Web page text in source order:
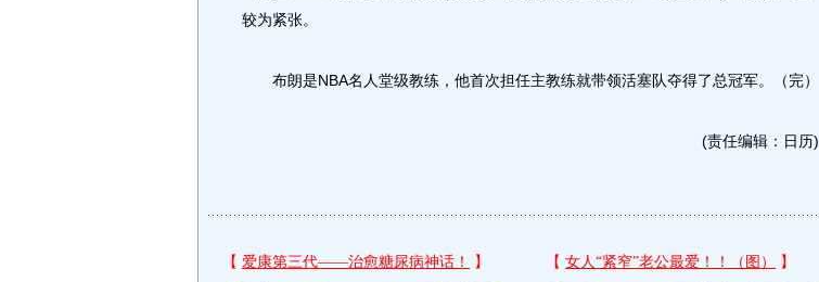
较为紧张。
布朗是NBA名人堂级教练，他首次担任主教练就带领活塞队夺得了总冠军。（完）
(责任编辑：日历)